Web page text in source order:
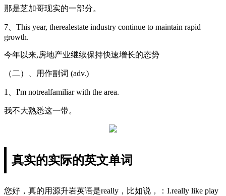
那是芝加哥现实的一部分。
7、This year, therealestate industry continue to maintain rapid
growth.
今年以来,房地产业继续保持快速增长的态势
（二）、用作副词 (adv.)
1、I'm notrealfamiliar with the area.
我不大熟悉这一带。
真实的实际的英文单词
您好，真的用源升岩英语是really，比如说，：I.really like play